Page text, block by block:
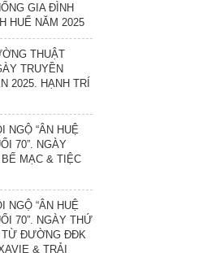
GIA ĐÌNH
HUẾ NĂM 2025
THUẬT
TRUYỀN
2025. HẠNH TRÍ
NGỘ “ÂN HUỆ
70”. NGÀY
MẠC & TIỆC
NGỘ “ÂN HUỆ
70”. NGÀY THỨ
TỪ ĐƯỜNG ĐĐK
& TRẢI